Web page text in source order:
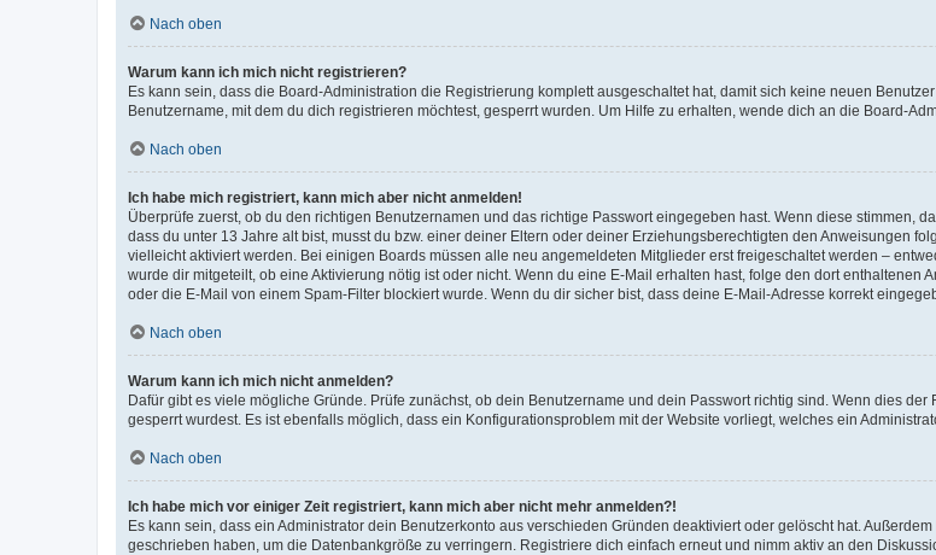
Nach oben
Warum kann ich mich nicht registrieren?
Es kann sein, dass die Board-Administration die Registrierung komplett ausgeschaltet hat, damit sich keine neuen
Benutzername, mit dem du dich registrieren möchtest, gesperrt wurden. Um Hilfe zu erhalten, wende dich an die Board-
Nach oben
Ich habe mich registriert, kann mich aber nicht anmelden!
Überprüfe zuerst, ob du den richtigen Benutzernamen und das richtige Passwort eingegeben hast. Wenn diese stimmen,
dass du unter 13 Jahre alt bist, musst du bzw. einer deiner Eltern oder deiner Erziehungsberechtigten den Anweisungen
vielleicht aktiviert werden. Bei einigen Boards müssen alle neu angemeldeten Mitglieder erst freigeschaltet werden –
wurde dir mitgeteilt, ob eine Aktivierung nötig ist oder nicht. Wenn du eine E-Mail erhalten hast, folge den dort
oder die E-Mail von einem Spam-Filter blockiert wurde. Wenn du dir sicher bist, dass deine E-Mail-Adresse korrekt
Nach oben
Warum kann ich mich nicht anmelden?
Dafür gibt es viele mögliche Gründe. Prüfe zunächst, ob dein Benutzername und dein Passwort richtig sind. Wenn dies
gesperrt wurdest. Es ist ebenfalls möglich, dass ein Konfigurationsproblem mit der Website vorliegt, welches ein
Nach oben
Ich habe mich vor einiger Zeit registriert, kann mich aber nicht mehr anmelden?!
Es kann sein, dass ein Administrator dein Benutzerkonto aus verschieden Gründen deaktiviert oder gelöscht hat.
geschrieben haben, um die Datenbankgröße zu verringern. Registriere dich einfach erneut und nimm aktiv an den